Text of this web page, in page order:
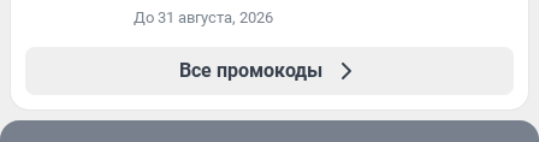
До 31 августа, 2026
Все промокоды